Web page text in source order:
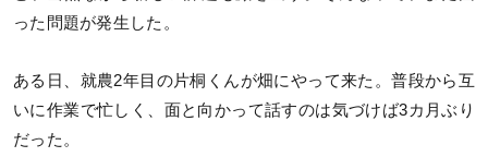
った問題が発生した。
ある日、就農2年目の片桐くんが畑にやって来た。普段から互
いに作業で忙しく、面と向かって話すのは気づけば3カ月ぶり
だった。